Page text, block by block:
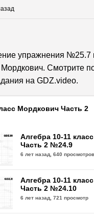
упражнения №25.7
Мордкович. Смотрите
на GDZ.video.
Мордкович Часть 2
Алгебра 10-11
Часть 2 №24.9
6 лет назад,640 просмотров
Алгебра 10-11
Часть 2 №24.10
6 лет назад,721 просмотр